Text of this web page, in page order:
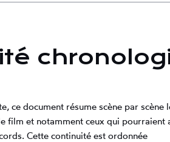
ce document résume scène par scène
film et notamment ceux qui pourraient
Cette continuité est ordonnée